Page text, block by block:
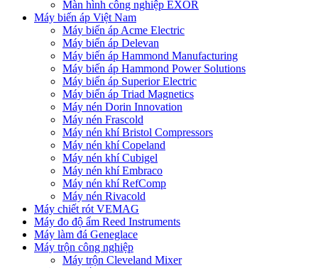
Màn hình công nghiệp EXOR
Máy biến áp Việt Nam
Máy biến áp Acme Electric
Máy biến áp Delevan
Máy biến áp Hammond Manufacturing
Máy biến áp Hammond Power Solutions
Máy biến áp Superior Electric
Máy biến áp Triad Magnetics
Máy nén Dorin Innovation
Máy nén Frascold
Máy nén khí Bristol Compressors
Máy nén khí Copeland
Máy nén khí Cubigel
Máy nén khí Embraco
Máy nén khí RefComp
Máy nén Rivacold
Máy chiết rót VEMAG
Máy đo độ ẩm Reed Instruments
Máy làm đá Geneglace
Máy trộn công nghiệp
Máy trộn Cleveland Mixer